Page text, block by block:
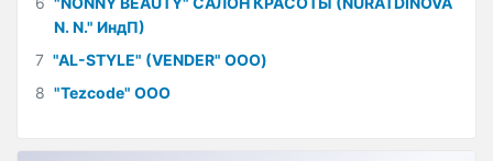
N. N." ИндП)
7 "AL-STYLE" (VENDER" ООО)
8 "Tezcode" ООО